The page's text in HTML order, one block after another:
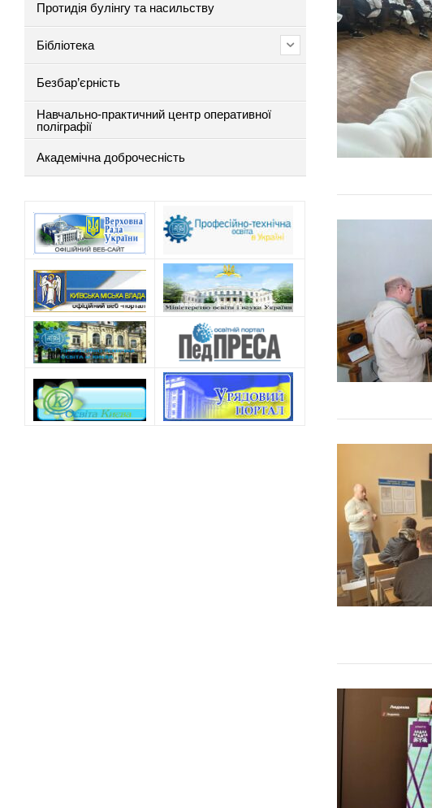
Протидія булінгу та насильству
Бібліотека
Безбар’єрність
Навчально-практичний центр оперативної
поліграфії
Академічна доброчесність